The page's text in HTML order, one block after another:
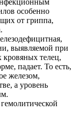
особенно
от гриппа,
выявляемой при
кровяных телец,
падает. То есть,
железом,
а уровень